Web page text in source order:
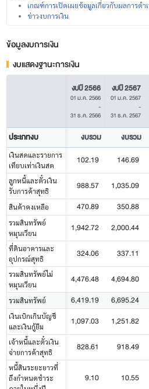
เกณฑ์การเปิดเผยข้อมูลเกี่ยวกับผลการดำ
ข่าวงบการเงิน
ข้อมูลงบการเงิน
งบแสดงฐานะการเงิน
งบปี 2566
01 ม.ค. 2566
-
31 ธ.ค. 2566
งบปี 2567
01 ม.ค. 2567
-
31 ธ.ค. 2567
ประเภทงบ งบรวม งบรวม
เงินสดและรายการ
เทียบเท่าเงินสด
102.19 146.69
ลูกหนี้และตั๋วเงิน
รับการค้าสุทธิ
988.57 1,035.09
สินค้าคงเหลือ 470.89 350.88
รวมสินทรัพย์
หมุนเวียน
1,942.72 2,000.44
ที่ดินอาคารและ
อุปกรณ์สุทธิ
324.06 337.11
รวมสินทรัพย์ไม่
หมุนเวียน
4,476.48 4,694.80
รวมสินทรัพย์ 6,419.19 6,695.24
เงินเบิกเกินบัญชี
และเงินกู้ยืม
1,097.03 1,251.82
เจ้าหนี้และตั๋วเงิน
จ่ายการค้าสุทธิ
828.61 918.49
หนี้สินระยะยาวที่
ถึงกำหนดชำระ
9.10 10.55